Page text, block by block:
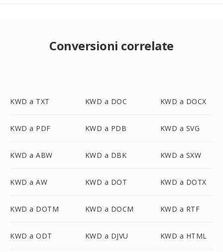
Conversioni correlate
KWD a TXT KWD a DOC KWD a DOCX
KWD a PDF KWD a PDB KWD a SVG
KWD a ABW KWD a DBK KWD a SXW
KWD a AW KWD a DOT KWD a DOTX
KWD a DOTM KWD a DOCM KWD a RTF
KWD a ODT KWD a DJVU KWD a HTML